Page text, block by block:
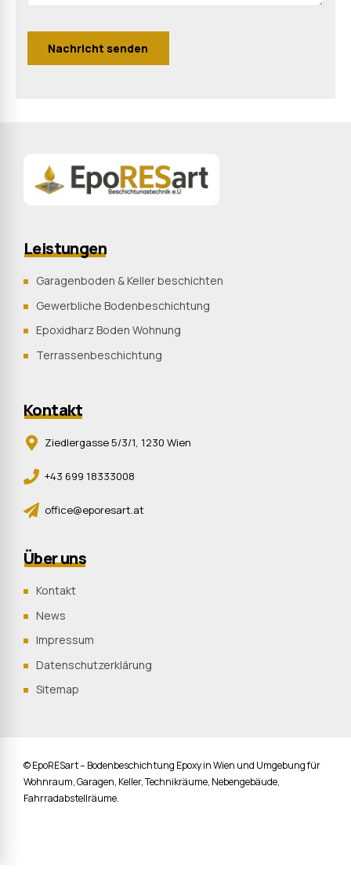
Leistungen
Garagenboden & Keller beschichten
Gewerbliche Bodenbeschichtung
Epoxidharz Boden Wohnung
Terrassenbeschichtung
Kontakt
Ziedlergasse 5/3/1, 1230 Wien
+43 699 18333008
office@eporesart.at
Über uns
Kontakt
News
Impressum
Datenschutzerklärung
Sitemap
© EpoRESart – Bodenbeschichtung Epoxy in Wien und Umgebung für
Wohnraum, Garagen, Keller, Technikräume, Nebengebäude,
Fahrradabstellräume.